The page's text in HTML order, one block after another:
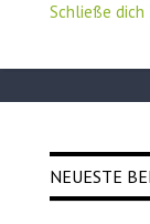
Schließe dich
NEUESTE